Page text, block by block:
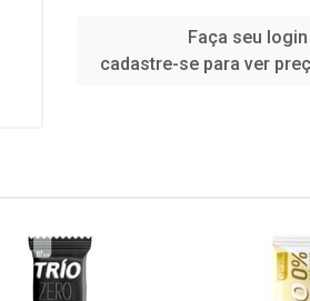
Faça seu
cadastre-se para ver